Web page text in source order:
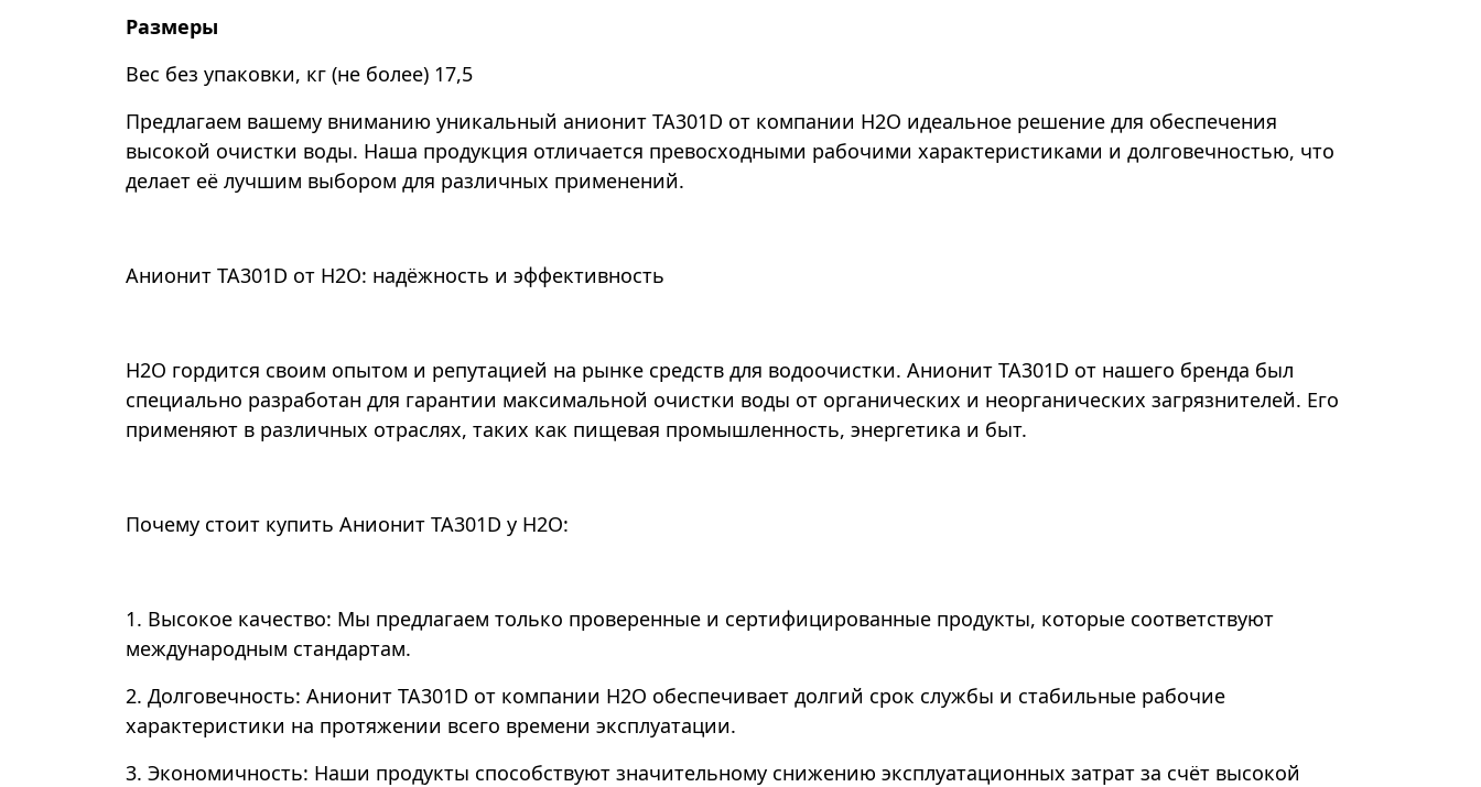
Размеры
Вес без упаковки, кг (не более) 17,5
Предлагаем вашему вниманию уникальный анионит TA301D от компании Н2О идеальное решение для обеспечения
высокой очистки воды. Наша продукция отличается превосходными рабочими характеристиками и долговечностью, что
делает её лучшим выбором для различных применений.
Анионит TA301D от Н2О: надёжность и эффективность
Н2О гордится своим опытом и репутацией на рынке средств для водоочистки. Анионит TA301D от нашего бренда был
специально разработан для гарантии максимальной очистки воды от органических и неорганических загрязнителей. Его
применяют в различных отраслях, таких как пищевая промышленность, энергетика и быт.
Почему стоит купить Анионит TA301D у Н2О:
1. Высокое качество: Мы предлагаем только проверенные и сертифицированные продукты, которые соответствуют
международным стандартам.
2. Долговечность: Анионит TA301D от компании Н2О обеспечивает долгий срок службы и стабильные рабочие
характеристики на протяжении всего времени эксплуатации.
3. Экономичность: Наши продукты способствуют значительному снижению эксплуатационных затрат за счёт высокой